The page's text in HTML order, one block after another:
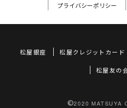
プライバシーポリシー
松屋銀座 松屋クレジットカード
松屋友の
©2020 MATSUYA